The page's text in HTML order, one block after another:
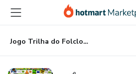
para
conteúdo
principal
para
pagamento
para
rodapé
Jogo Trilha do Folclore🌿✨